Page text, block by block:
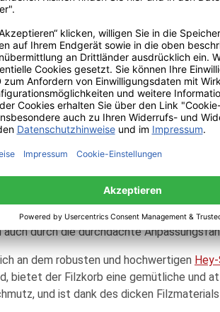
erzeugt Wärme und eine
eine einladende Umgebung, die
haben Sie nun die
um Brennholz oder auch Deko-
so unterschiedlich wie der
Design Wooden Tree Kaminholzregals
dezent in jedes bestehende Interieur
perfekten Halt hat bzw. Ihre Wand
Hause bietet die perfekte Möglichkeit,
Material kann sowohl Drinnen,
als auch senkrecht abgestellt zu
durch die durchdachte
an dem robusten und hochwertigen
bietet der Filzkorb eine gemütliche und
und ist dank des dicken